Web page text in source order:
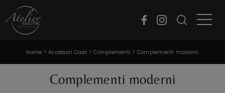
Home >Accessori Casa >Complementi > Complementi moderni
Complementi moderni